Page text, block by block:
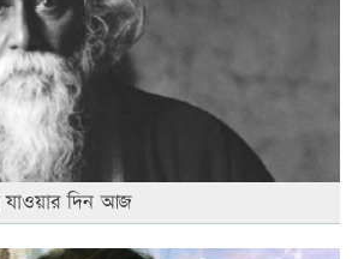
যাওয়ার দিন আজ